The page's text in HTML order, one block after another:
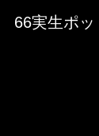
Media Viewer
66実生ポ